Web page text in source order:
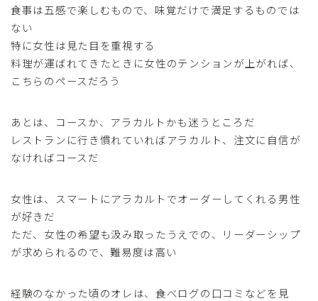
食事は五感で楽しむもので、味覚だけで満足するものでは
ない
特に女性は見た目を重視する
料理が運ばれてきたときに女性のテンションが上がれば、
こちらのペースだろう
あとは、コースか、アラカルトかも迷うところだ
レストランに行き慣れていればアラカルト、注文に自信が
なければコースだ
女性は、スマートにアラカルトでオーダーしてくれる男性
が好きだ
ただ、女性の希望も汲み取ったうえでの、リーダーシップ
が求められるので、難易度は高い
経験のなかった頃のオレは、食べログの口コミなどを見